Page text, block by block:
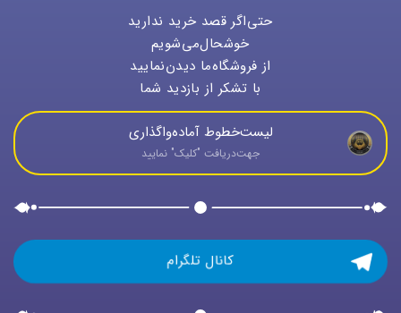
حتی‌اگر قصد خرید ندارید
خوشحال‌می‌شویم
از فروشگاه‌ما دیدن‌نمایید
با تشکر از بازدید شما
لیست‌خطوط آماده‌واگذاری
جهت‌دريافت "كليک" نماييد
کانال تلگرام